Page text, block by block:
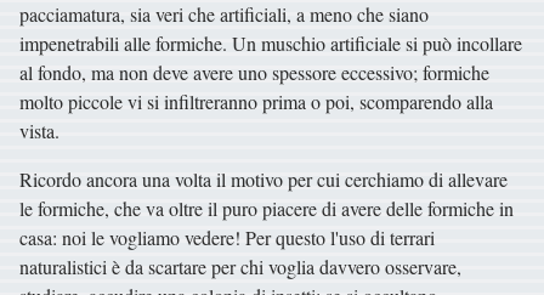
pacciamatura, sia veri che artificiali, a meno che siano
impenetrabili alle formiche. Un muschio artificiale si può incollare
al fondo, ma non deve avere uno spessore eccessivo; formiche
molto piccole vi si infiltreranno prima o poi, scomparendo alla
vista.
Ricordo ancora una volta il motivo per cui cerchiamo di allevare
le formiche, che va oltre il puro piacere di avere delle formiche in
casa: noi le vogliamo vedere! Per questo l'uso di terrari
naturalistici è da scartare per chi voglia davvero osservare,